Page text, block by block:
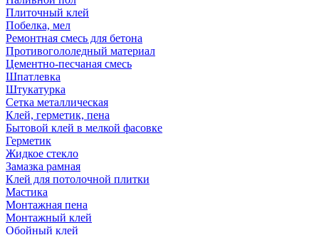
Плиточный клей
Побелка, мел
Ремонтная смесь для бетона
Противогололедный материал
Цементно-песчаная смесь
Шпатлевка
Штукатурка
Сетка металлическая
Клей, герметик, пена
Бытовой клей в мелкой фасовке
Герметик
Жидкое стекло
Замазка рамная
Клей для потолочной плитки
Мастика
Монтажная пена
Монтажный клей
Обойный клей